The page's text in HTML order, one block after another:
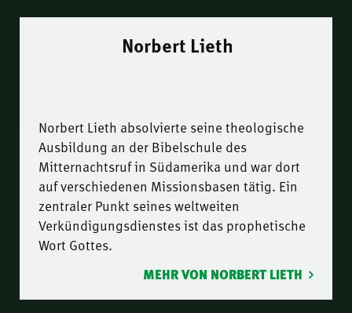
Norbert Lieth
Norbert Lieth absolvierte seine theologische
Ausbildung an der Bibelschule des
Mitternachtsruf in Südamerika und war dort
auf verschiedenen Missionsbasen tätig. Ein
zentraler Punkt seines weltweiten
Verkündigungsdienstes ist das prophetische
Wort Gottes.
MEHR VON NORBERT LIETH